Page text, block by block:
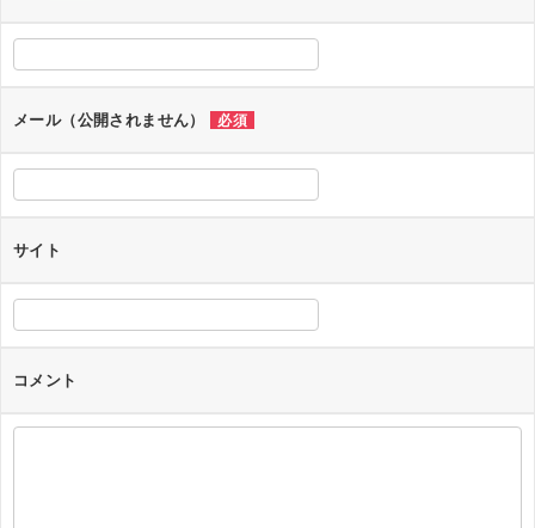
メール（公開されません） 必須
サイト
コメント